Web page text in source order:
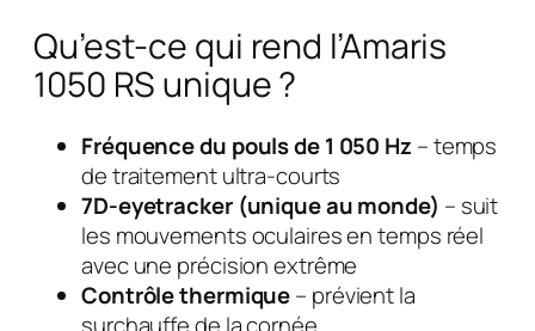
Qu’est-ce qui rend l’Amaris
1050 RS unique ?
Fréquence du pouls de 1 050 Hz – temps
de traitement ultra-courts
7D-eyetracker (unique au monde) – suit
les mouvements oculaires en temps réel
avec une précision extrême
Contrôle thermique– prévient la